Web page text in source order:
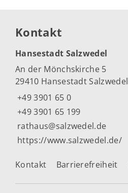
Kontakt
Hansestadt Salzwedel
An der Mönchskirche 5
29410 Hansestadt Salzwedel
+49 3901 65 0
+49 3901 65 199
rathaus@salzwedel.de
https://www.salzwedel.de/
Kontakt Barrierefreiheit